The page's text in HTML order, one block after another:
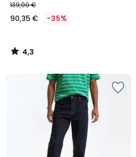
139,00 €
90,35 € -35%
4,3
/